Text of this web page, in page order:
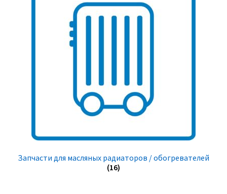
Запчасти для масляных радиаторов / обогревателей
(16)